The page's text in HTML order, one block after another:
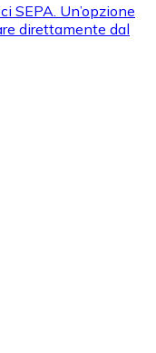
SEPA. Un’opzione
direttamente dal